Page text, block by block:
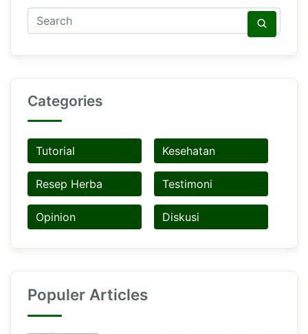
Categories
Tutorial Kesehatan
Resep Herba Testimoni
Opinion Diskusi
Populer Articles